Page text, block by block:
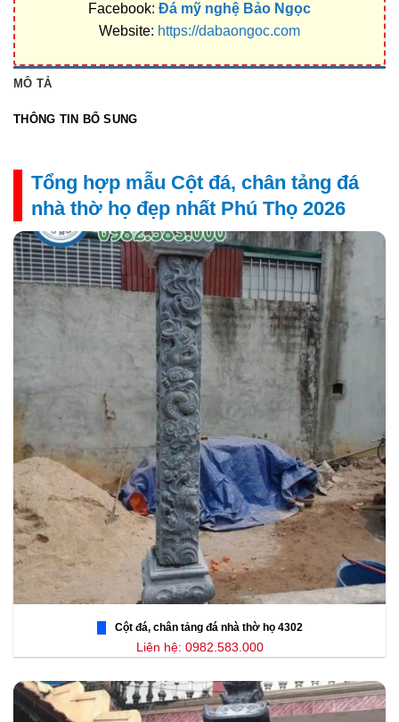
Facebook: Đá mỹ nghệ Bảo Ngọc
Website: https://dabaongoc.com
MÔ TẢ
THÔNG TIN BỔ SUNG
Tổng hợp mẫu Cột đá, chân tảng đá
nhà thờ họ đẹp nhất Phú Thọ 2026
Cột đá, chân tảng đá nhà thờ họ 4302
Liên hệ: 0982.583.000